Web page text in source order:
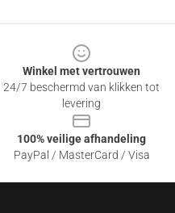
Winkel met vertrouwen
24/7 beschermd van klikken tot
levering
100% veilige afhandeling
PayPal / MasterCard / Visa